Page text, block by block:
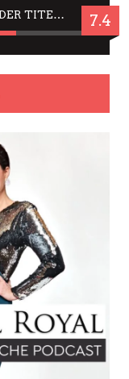
JING JING: IN-THAI RÄUMT WIEDER TITEL AB – EIN ZWEI-STUNDEN-ERLEBNISBERICHT 7.4